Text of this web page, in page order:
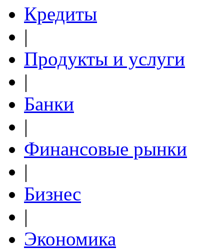
Кредиты
|
Продукты и услуги
|
Банки
|
Финансовые рынки
|
Бизнес
|
Экономика